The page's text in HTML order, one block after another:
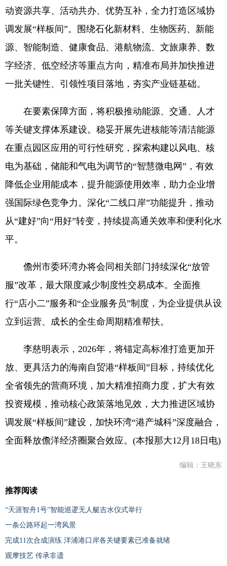
动资源共享、活动共办、优势互补，全力打造区域协
调发展“样板间”。围绕石化新材料、生物医药、新能
源、智能制造、健康食品、港航物流、文旅康养、数
字经济、低空经济等重点方向，精准布局并加快推进
一批关键性、引领性项目落地，夯实产业链基础。
在要素保障方面，将积极推动能源、交通、人才
等关键支撑体系建设。稳妥开展先进核能等清洁能源
在重点园区应用的可行性研究，探索构建以风电、核
电为基础，储能和气电为调节的“智慧微电网”，有效
降低企业用能成本，提升能源使用效率，助力企业增
强国际绿色竞争力。深化“二线口岸”功能提升，推动
从“建好”向“用好”转变，持续提高通关效率和便利化水
平。
儋州市委环湾办将会同相关部门持续深化“放管
服”改革，最大限度减少制度性交易成本。全面推
行“店小二”服务和“企业服务员”制度，为企业提供从设
立到运营、成长的全生命周期精准帮扶。
李慈明表示，2026年，将锚定高标准打造更加开
放、更具活力的海南自贸港“样板间”目标，持续优化
全省领先的营商环境，加大精准招商力度，扩大有效
投资规模，推动核心政策落地见效，大力推进区域协
调发展“样板间”建设，加快环湾“港产城科”深度融合，
全面释放儋洋经济圈聚合效应。(本报那大12月18日电)
编辑：王晓东
推荐阅读
“天涯智舟1号”智能巡逻无人艇吉水仪式举行
一条公路环起一湾风景
完成11次合成演练 洋浦港口岸各关键要素已准备就绪
观摩技艺 传承非遗